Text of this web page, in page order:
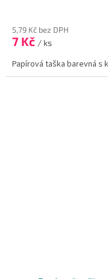
produktu
je
z
5
5,79 Kč bez DPH
7 Kč / ks
Papírová taška barevná s